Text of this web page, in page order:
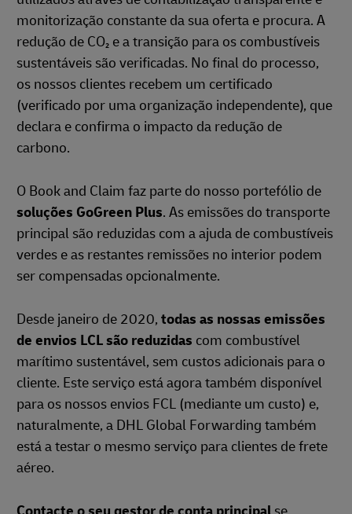
monitorização constante da sua oferta e procura. A
redução de CO₂ e a transição para os combustíveis
sustentáveis são verificadas. No final do processo,
os nossos clientes recebem um certificado
(verificado por uma organização independente), que
declara e confirma o impacto da redução de
carbono.
O Book and Claim faz parte do nosso portefólio de
soluções GoGreen Plus. As emissões do transporte
principal são reduzidas com a ajuda de combustíveis
verdes e as restantes remissões no interior podem
ser compensadas opcionalmente.
Desde janeiro de 2020, todas as nossas emissões
de envios LCL são reduzidas com combustível
marítimo sustentável, sem custos adicionais para o
cliente. Este serviço está agora também disponível
para os nossos envios FCL (mediante um custo) e,
naturalmente, a DHL Global Forwarding também
está a testar o mesmo serviço para clientes de frete
aéreo.